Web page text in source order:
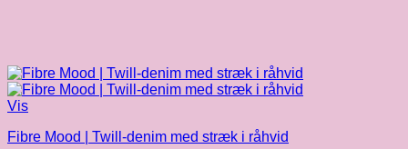
Vis
Fibre Mood | Twill-denim med stræk i råhvid